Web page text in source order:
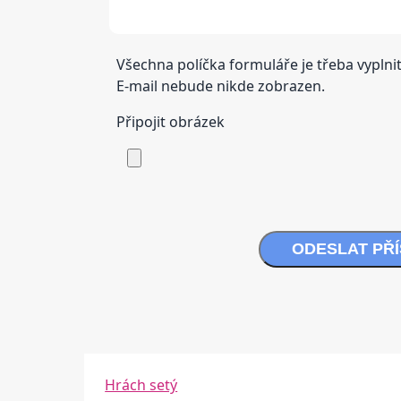
Všechna políčka formuláře je třeba
E-mail nebude nikde zobrazen.
Připojit obrázek
ODESLAT
Hrách setý